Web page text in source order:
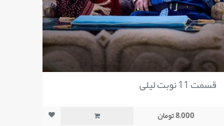
قسمت 11 نوبت لیلی
8,000 تومان